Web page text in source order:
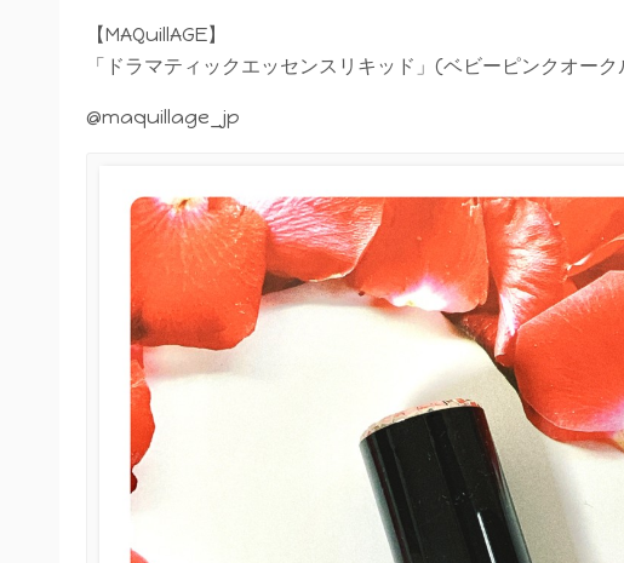
【MAQuillAGE】
「ドラマティックエッセンスリキッド」(ベビーピンクオー
@maquillage_jp